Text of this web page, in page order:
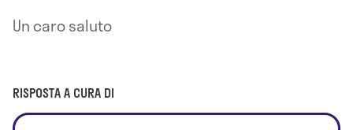
Un caro saluto
RISPOSTA A CURA DI